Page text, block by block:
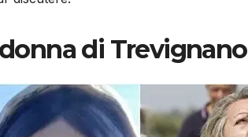
di Trevignano